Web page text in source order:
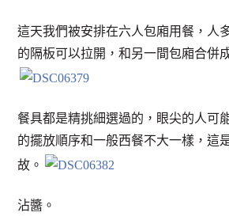
這天我們被安排在六人包廂用餐，人
的隔板可以拉開，和另一間包廂合併
餐具都是精挑細選過的，眼尖的人可
的擺放順序和一般西餐不大一樣，這
故。
沾醬。